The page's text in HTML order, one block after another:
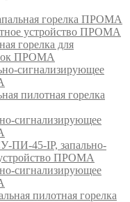
горелка ПРОМА
устройство ПРОМА
горелка для
ПРОМА
сигнализирующее
пилотная горелка
сигнализирующее
ПИ-45-IP, запально-
ПРОМА
сигнализирующее
пилотная горелка